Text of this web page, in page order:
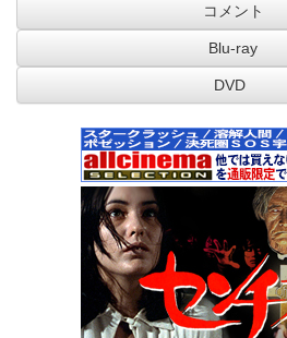
コメント
Blu-ray
DVD